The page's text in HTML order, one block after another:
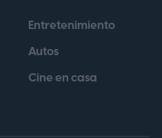
Entretenimiento
Autos
Cine en casa